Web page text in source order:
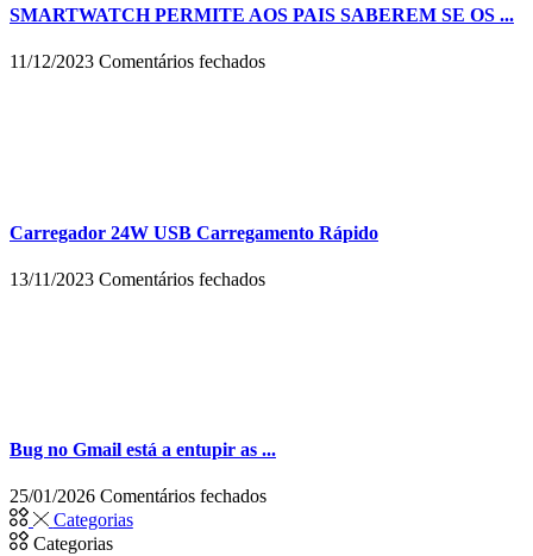
celular?
SMARTWATCH PERMITE AOS PAIS SABEREM SE OS ...
11/12/2023 Comentários fechadosem
FILHOS
VÍTIMAS
Carregador 24W USB Carregamento Rápido
13/11/2023 Comentários fechadosem
Bug no Gmail está a entupir as ...
25/01/2026 Comentários fechadosem
Categorias
Categorias